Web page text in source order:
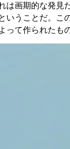
は画期的な発見
いうことだ。こ
って作られたも